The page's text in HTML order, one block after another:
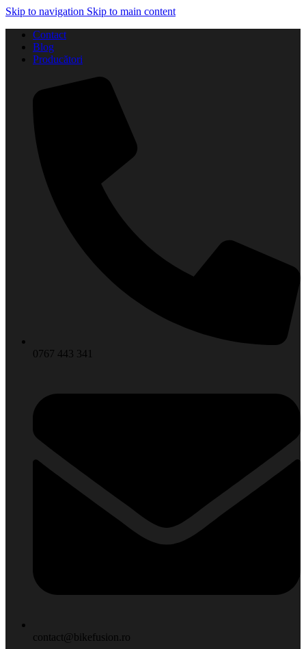
Skip to navigation Skip to main content
Contact
Blog
Producători
0767 443 341
contact@bikefusion.ro